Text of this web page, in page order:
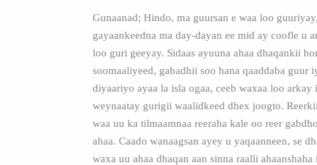
Gunaanad; Hindo, ma guursan e waa loo
gayaankeedna ma day-dayan ee mid ay coofle u
loo guri geeyay. Sidaas ayuuna ahaa dhaqankii
soomaaliyeed, gabadhii soo hana qaaddaba guur
diyaariyo ayaa la isla ogaa, ceeb waxaa loo arkay
weynaatay gurigii waalidkeed dhex joogto.
waa uu ka tilmaamnaa reeraha kale oo reer
ahaa. Caado wanaagsan ayey u yaqaanneen, se
waxa uu ahaa dhaqan aan sinna raalli